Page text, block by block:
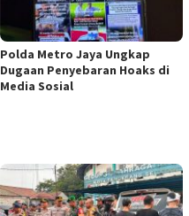
Polda Metro Jaya Ungkap
Dugaan Penyebaran Hoaks di
Media Sosial